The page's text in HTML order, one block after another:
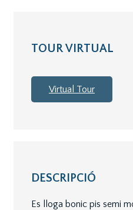
TOUR VIRTUAL
Virtual Tour
DESCRIPCIÓ
Es lloga bonic pis semi